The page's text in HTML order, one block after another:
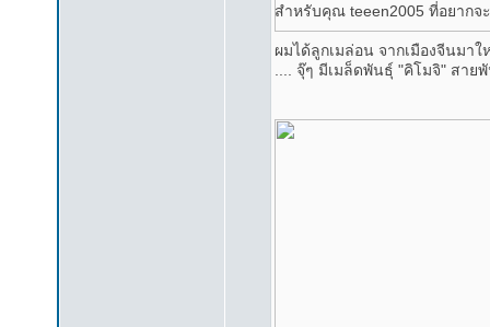
สำหรับคุณ teeen2005 ที่อยากจ
ผมได้ลูกเมล่อน จากเมืองจีนมา
.... จุ๊ๆ มีเมล็ดพันธุ์ "คิโมจิ" สา